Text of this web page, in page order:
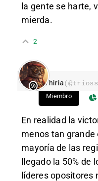
la gente se harte,
mierda.
2
Thiria
Miembro
En realidad la
menos tan grande
mayoría de las
llegado la 50% de
líderes opositores